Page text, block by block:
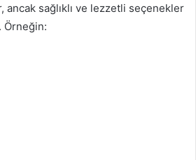
ancak sağlıklı ve lezzetli seçenekler
Örneğin: